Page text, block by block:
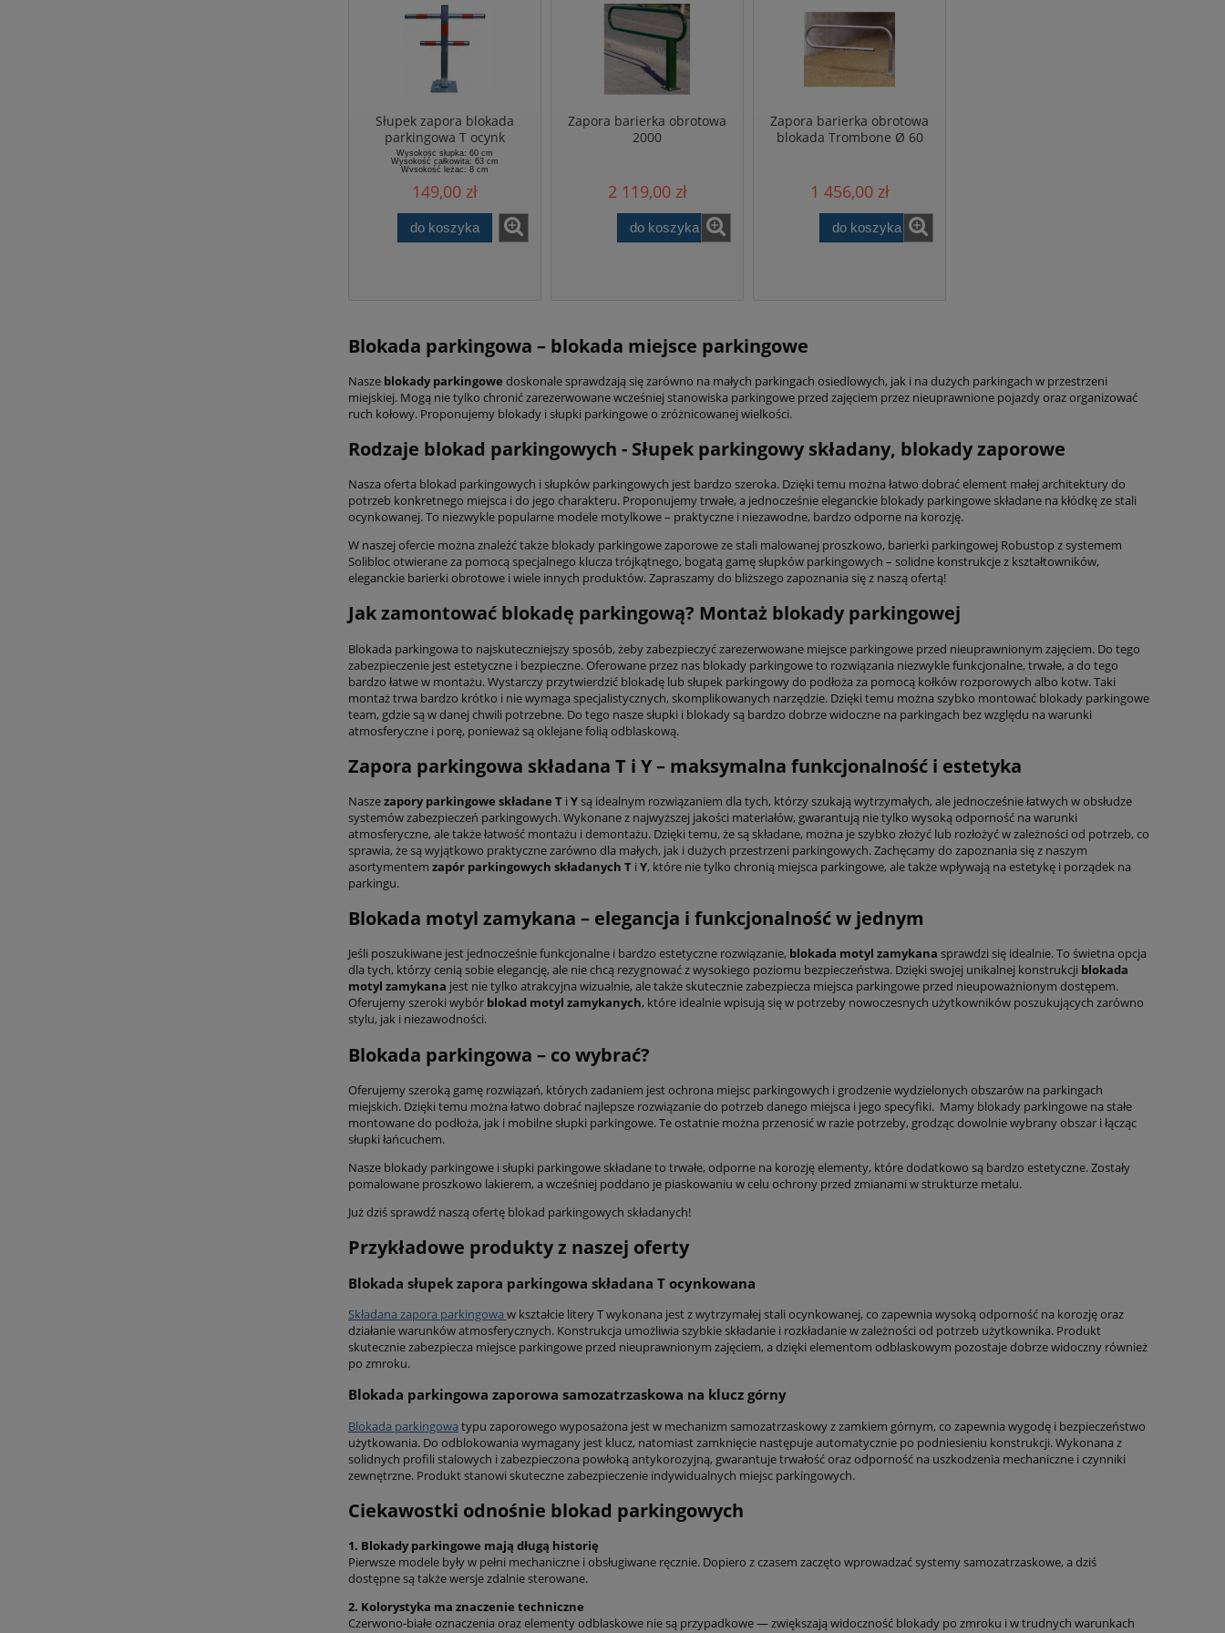
Słupek zapora blokada
parkingowa T ocynk
Wysokość słupka: 60 cm
Wysokość całkowita: 63 cm
Wysokość leżąc: 8 cm
Waga: 7,5 kg
149,00 zł
do koszyka
Zapora barierka obrotowa
2000
2 119,00 zł
do koszyka
Zapora barierka obrotowa
blokada Trombone Ø 60
1 456,00 zł
do koszyka
Blokada parkingowa – blokada miejsce parkingowe
Nasze blokady parkingowe doskonale sprawdzają się zarówno na małych parkingach osiedlowych, jak i na dużych parkingach w przestrzeni
miejskiej. Mogą nie tylko chronić zarezerwowane wcześniej stanowiska parkingowe przed zajęciem przez nieuprawnione pojazdy oraz organizować
ruch kołowy. Proponujemy blokady i słupki parkingowe o zróżnicowanej wielkości.
Rodzaje blokad parkingowych - Słupek parkingowy składany, blokady zaporowe
Nasza oferta blokad parkingowych i słupków parkingowych jest bardzo szeroka. Dzięki temu można łatwo dobrać element małej architektury do
potrzeb konkretnego miejsca i do jego charakteru. Proponujemy trwałe, a jednocześnie eleganckie blokady parkingowe składane na kłódkę ze stali
ocynkowanej. To niezwykle popularne modele motylkowe – praktyczne i niezawodne, bardzo odporne na korozję.
W naszej ofercie można znaleźć także blokady parkingowe zaporowe ze stali malowanej proszkowo, barierki parkingowej Robustop z systemem
Solibloc otwierane za pomocą specjalnego klucza trójkątnego, bogatą gamę słupków parkingowych – solidne konstrukcje z kształtowników,
eleganckie barierki obrotowe i wiele innych produktów. Zapraszamy do bliższego zapoznania się z naszą ofertą!
Jak zamontować blokadę parkingową? Montaż blokady parkingowej
Blokada parkingowa to najskuteczniejszy sposób, żeby zabezpieczyć zarezerwowane miejsce parkingowe przed nieuprawnionym zajęciem. Do tego
zabezpieczenie jest estetyczne i bezpieczne. Oferowane przez nas blokady parkingowe to rozwiązania niezwykle funkcjonalne, trwałe, a do tego
bardzo łatwe w montażu. Wystarczy przytwierdzić blokadę lub słupek parkingowy do podłoża za pomocą kołków rozporowych albo kotw. Taki
montaż trwa bardzo krótko i nie wymaga specjalistycznych, skomplikowanych narzędzie. Dzięki temu można szybko montować blokady parkingowe
team, gdzie są w danej chwili potrzebne. Do tego nasze słupki i blokady są bardzo dobrze widoczne na parkingach bez względu na warunki
atmosferyczne i porę, ponieważ są oklejane folią odblaskową.
Zapora parkingowa składana T i Y – maksymalna funkcjonalność i estetyka
Naszezapory parkingowe składane T i Ysą idealnym rozwiązaniem dla tych, którzy szukają wytrzymałych, ale jednocześnie łatwych w obsłudze
systemów zabezpieczeń parkingowych. Wykonane z najwyższej jakości materiałów, gwarantują nie tylko wysoką odporność na warunki
atmosferyczne, ale także łatwość montażu i demontażu. Dzięki temu, że są składane, można je szybko złożyć lub rozłożyć w zależności od potrzeb, co
sprawia, że są wyjątkowo praktyczne zarówno dla małych, jak i dużych przestrzeni parkingowych. Zachęcamy do zapoznania się z naszym
asortymentem zapór parkingowych składanych T i Y, które nie tylko chronią miejsca parkingowe, ale także wpływają na estetykę i porządek na
parkingu.
Blokada motyl zamykana – elegancja i funkcjonalność w jednym
Jeśli poszukiwane jest jednocześnie funkcjonalne i bardzo estetyczne rozwiązanie, blokada motyl zamykana sprawdzi się idealnie. To świetna opcja
dla tych, którzy cenią sobie elegancję, ale nie chcą rezygnować z wysokiego poziomu bezpieczeństwa. Dzięki swojej unikalnej konstrukcji blokada
motyl zamykana jest nie tylko atrakcyjna wizualnie, ale także skutecznie zabezpiecza miejsca parkingowe przed nieupoważnionym dostępem.
Oferujemy szeroki wybór blokad motyl zamykanych, które idealnie wpisują się w potrzeby nowoczesnych użytkowników poszukujących zarówno
stylu, jak i niezawodności.
Blokada parkingowa – co wybrać?
Oferujemy szeroką gamę rozwiązań, których zadaniem jest ochrona miejsc parkingowych i grodzenie wydzielonych obszarów na parkingach
miejskich. Dzięki temu można łatwo dobrać najlepsze rozwiązanie do potrzeb danego miejsca i jego specyfiki. Mamy blokady parkingowe na stałe
montowane do podłoża, jak i mobilne słupki parkingowe. Te ostatnie można przenosić w razie potrzeby, grodząc dowolnie wybrany obszar i łącząc
słupki łańcuchem.
Nasze blokady parkingowe i słupki parkingowe składane to trwałe, odporne na korozję elementy, które dodatkowo są bardzo estetyczne. Zostały
pomalowane proszkowo lakierem, a wcześniej poddano je piaskowaniu w celu ochrony przed zmianami w strukturze metalu.
Już dziś sprawdź naszą ofertę blokad parkingowych składanych!
Przykładowe produkty z naszej oferty
Blokada słupek zapora parkingowa składana T ocynkowana
Składana zapora parkingowa w kształcie litery T wykonana jest z wytrzymałej stali ocynkowanej, co zapewnia wysoką odporność na korozję oraz
działanie warunków atmosferycznych. Konstrukcja umożliwia szybkie składanie i rozkładanie w zależności od potrzeb użytkownika. Produkt
skutecznie zabezpiecza miejsce parkingowe przed nieuprawnionym zajęciem, a dzięki elementom odblaskowym pozostaje dobrze widoczny również
po zmroku.
Blokada parkingowa zaporowa samozatrzaskowa na klucz górny
Blokada parkingowa typu zaporowego wyposażona jest w mechanizm samozatrzaskowy z zamkiem górnym, co zapewnia wygodę i bezpieczeństwo
użytkowania. Do odblokowania wymagany jest klucz, natomiast zamknięcie następuje automatycznie po podniesieniu konstrukcji. Wykonana z
solidnych profili stalowych i zabezpieczona powłoką antykorozyjną, gwarantuje trwałość oraz odporność na uszkodzenia mechaniczne i czynniki
zewnętrzne. Produkt stanowi skuteczne zabezpieczenie indywidualnych miejsc parkingowych.
Ciekawostki odnośnie blokad parkingowych
1. Blokady parkingowe mają długą historię
Pierwsze modele były w pełni mechaniczne i obsługiwane ręcznie. Dopiero z czasem zaczęto wprowadzać systemy samozatrzaskowe, a dziś
dostępne są także wersje zdalnie sterowane.
2. Kolorystyka ma znaczenie techniczne
Czerwono-białe oznaczenia oraz elementy odblaskowe nie są przypadkowe — zwiększają widoczność blokady po zmroku i w trudnych warunkach